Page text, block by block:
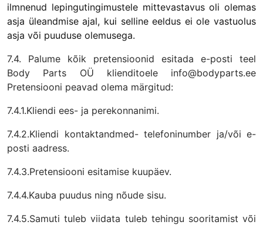
ilmnenud lepingutingimustele mittevastavus oli olemas
asja üleandmise ajal, kui selline eeldus ei ole vastuolus
asja või puuduse olemusega.
7.4. Palume kõik pretensioonid esitada e-posti teel
Body Parts OÜ klienditoele info@bodyparts.ee
Pretensiooni peavad olema märgitud:
7.4.1.Kliendi ees- ja perekonnanimi.
7.4.2.Kliendi kontaktandmed- telefoninumber ja/või e-
posti aadress.
7.4.3.Pretensiooni esitamise kuupäev.
7.4.4.Kauba puudus ning nõude sisu.
7.4.5.Samuti tuleb viidata tuleb tehingu sooritamist või